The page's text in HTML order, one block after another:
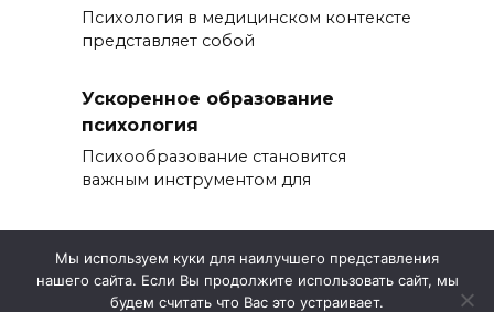
Психология в медицинском контексте
представляет собой
Ускоренное образование
психология
Психообразование становится
важным инструментом для
© 2026 Эветветес
Мы используем куки для наилучшего представления
нашего сайта. Если Вы продолжите использовать сайт, мы
будем считать что Вас это устраивает.